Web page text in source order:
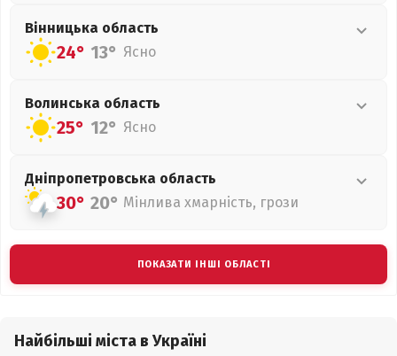
Вінницька область
24° 13° Ясно
Волинська область
25° 12° Ясно
Дніпропетровська область
30° 20° Мінлива хмарність, грози
ПОКАЗАТИ ІНШІ ОБЛАСТІ
Найбільші міста в Україні